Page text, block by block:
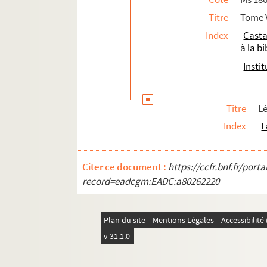
338. Frimmel (2 lettres, 1889-1891)
Ms 1869. Tome X. Lettres adressées
Ms 1870. Tome XI. Lettres adressées
Ms 1872. Tome XIII. Lettres
Ms 1873. Correspondance d'Auguste
Ms 1875. Notices diverses, par Francis
Titre
Tome
Index
à la
Titre
Index
Citer ce document : https://ccfr.bnf.fr/
record=eadcgm:EADC:a80262220
Plan du site Mentions Légales
v 31.1.0